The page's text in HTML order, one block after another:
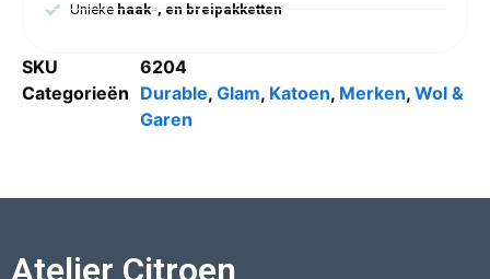
Uniekehaak-, en breipakketten
SKU
6204
Categorieën Durable, Glam, Katoen, Merken, Wol &
Garen
Atelier Citroen